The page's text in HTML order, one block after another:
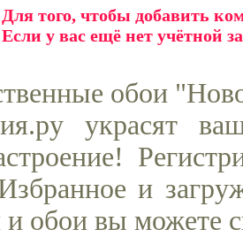
Для того, чтобы добавить
Если у вас ещё нет учётной
обои
украсят
и
и обои вы можете